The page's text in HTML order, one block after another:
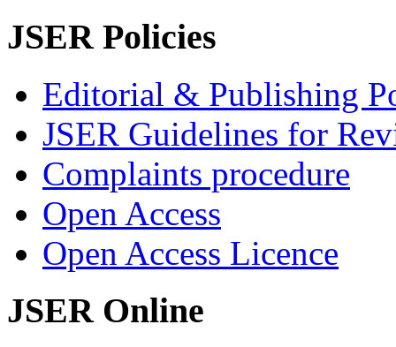
JSER Policies
Editorial & Publishing
JSER Guidelines for
Complaints procedure
Open Access
Open Access Licence
JSER Online